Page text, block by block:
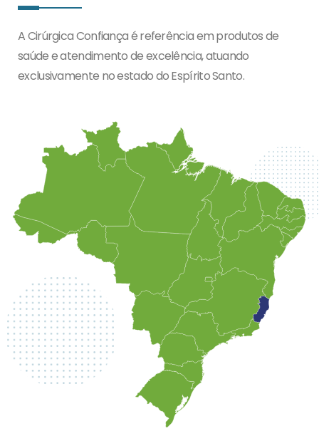
A Cirúrgica Confiança é referência em produtos de
saúde e atendimento de excelência, atuando
exclusivamente no estado do Espírito Santo.